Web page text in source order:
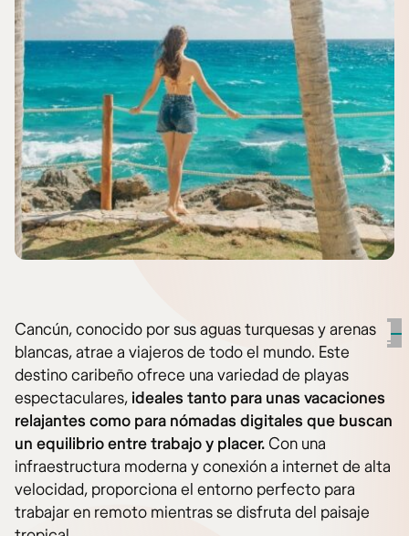
Cancún, conocido por sus aguas turquesas y arenas
blancas, atrae a viajeros de todo el mundo. Este
destino caribeño ofrece una variedad de playas
espectaculares, ideales tanto para unas vacaciones
relajantes como para nómadas digitales que buscan
un equilibrio entre trabajo y placer.Con una
infraestructura moderna y conexión a internet de alta
velocidad, proporciona el entorno perfecto para
trabajar en remoto mientras se disfruta del paisaje